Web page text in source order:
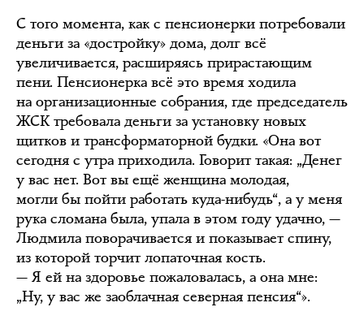
С того момента, как с пенсионерки потребовали
деньги за «достройку» дома, долг всё
увеличивается, расширяясь прирастающим
пени. Пенсионерка всё это время ходила
на организационные собрания, где председатель
ЖСК требовала деньги за установку новых
щитков и трансформаторной будки. «Она вот
сегодня с утра приходила. Говорит такая: „Денег
у вас нет. Вот вы ещё женщина молодая,
могли бы пойти работать куда-нибудь“, а у меня
рука сломана была, упала в этом году удачно, —
Людмила поворачивается и показывает спину,
из которой торчит лопаточная кость.
— Я ей на здоровье пожаловалась, а она мне:
„Ну, у вас же заоблачная северная пенсия“».